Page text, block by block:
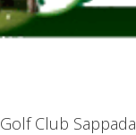
Golf Club Sappada